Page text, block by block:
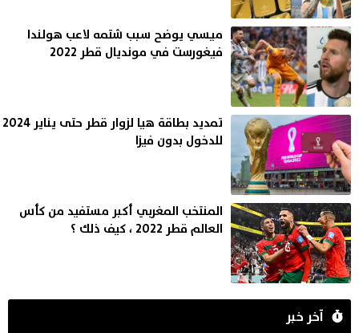
ميسي يوضح سبب شتمه لاعب هولندا
فيغورست في مونديال قطر 2022
تمديد بطاقة هيا لزوار قطر حتى يناير 2024
للدخول بدون فيزا
المنتخب المغربي أكبر مستفيد من كأس
العالم قطر 2022 ، كيف ذلك ؟
آخر خبر